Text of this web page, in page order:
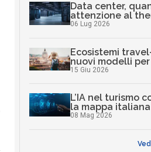
Data center,
attenzione al
06 Lug 2026
Ecosistemi
nuovi modelli
15 Giu 2026
L’IA nel turismo
la mappa
08 Mag 2026